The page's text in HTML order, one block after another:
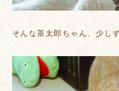
そんな茶太郎ちゃん、少し